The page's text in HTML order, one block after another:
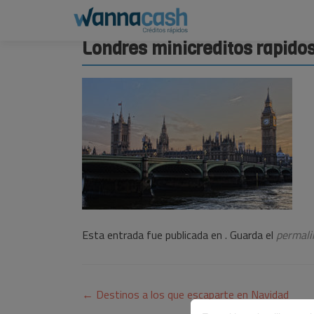
Londres minicreditos
Esta entrada fue publicada en . Guarda el
Navegación
← Destinos a los que escaparte en Navidad